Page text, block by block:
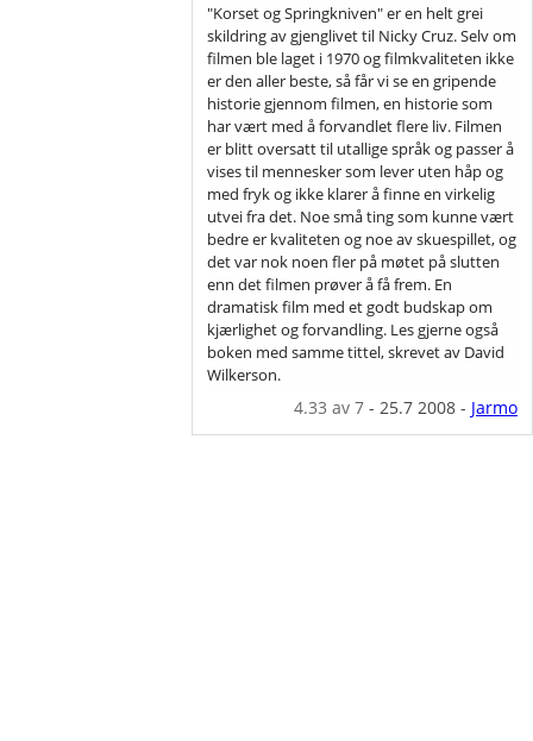
"Korset og Springkniven" er en helt grei
skildring av gjenglivet til Nicky Cruz. Selv om
filmen ble laget i 1970 og filmkvaliteten ikke
er den aller beste, så får vi se en gripende
historie gjennom filmen, en historie som
har vært med å forvandlet flere liv. Filmen
er blitt oversatt til utallige språk og passer å
vises til mennesker som lever uten håp og
med fryk og ikke klarer å finne en virkelig
utvei fra det. Noe små ting som kunne vært
bedre er kvaliteten og noe av skuespillet, og
det var nok noen fler på møtet på slutten
enn det filmen prøver å få frem. En
dramatisk film med et godt budskap om
kjærlighet og forvandling. Les gjerne også
boken med samme tittel, skrevet av David
Wilkerson.
4.33 av 7- 25.7 2008- Jarmo